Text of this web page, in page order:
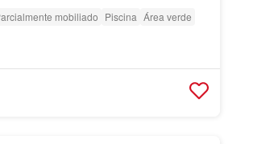
mobiliado Piscina Área verde